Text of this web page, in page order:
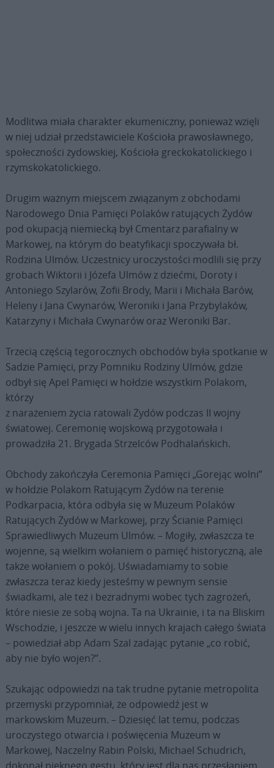
Modlitwa miała charakter ekumeniczny, ponieważ wzięli
w niej udział przedstawiciele Kościoła prawosławnego,
społeczności żydowskiej, Kościoła greckokatolickiego i
rzymskokatolickiego.
Drugim ważnym miejscem związanym z obchodami
Narodowego Dnia Pamięci Polaków ratujących Żydów
pod okupacją niemiecką był Cmentarz parafialny w
Markowej, na którym do beatyfikacji spoczywała bł.
Rodzina Ulmów. Uczestnicy uroczystości modlili się przy
grobach Wiktorii i Józefa Ulmów z dziećmi, Doroty i
Antoniego Szylarów, Zofii Brody, Marii i Michała Barów,
Heleny i Jana Cwynarów, Weroniki i Jana Przybylaków,
Katarzyny i Michała Cwynarów oraz Weroniki Bar.
Trzecią częścią tegorocznych obchodów była spotkanie w
Sadzie Pamięci, przy Pomniku Rodziny Ulmów, gdzie
odbył się Apel Pamięci w hołdzie wszystkim Polakom,
którzy
z narażeniem życia ratowali Żydów podczas II wojny
światowej. Ceremonię wojskową przygotowała i
prowadziła 21. Brygada Strzelców Podhalańskich.
Obchody zakończyła Ceremonia Pamięci „Gorejąc wolni”
w hołdzie Polakom Ratującym Żydów na terenie
Podkarpacia, która odbyła się w Muzeum Polaków
Ratujących Żydów w Markowej, przy Ścianie Pamięci
Sprawiedliwych Muzeum Ulmów. – Mogiły, zwłaszcza te
wojenne, są wielkim wołaniem o pamięć historyczną, ale
także wołaniem o pokój. Uświadamiamy to sobie
zwłaszcza teraz kiedy jesteśmy w pewnym sensie
świadkami, ale też i bezradnymi wobec tych zagrożeń,
które niesie ze sobą wojna. Ta na Ukrainie, i ta na Bliskim
Wschodzie, i jeszcze w wielu innych krajach całego świata
– powiedział abp Adam Szal zadając pytanie „co robić,
aby nie było wojen?”.
Szukając odpowiedzi na tak trudne pytanie metropolita
przemyski przypomniał, że odpowiedź jest w
markowskim Muzeum. – Dziesięć lat temu, podczas
uroczystego otwarcia i poświęcenia Muzeum w
Markowej, Naczelny Rabin Polski, Michael Schudrich,